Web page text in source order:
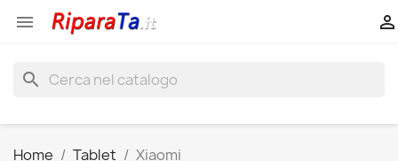
 
search
Home Tablet Xiaomi